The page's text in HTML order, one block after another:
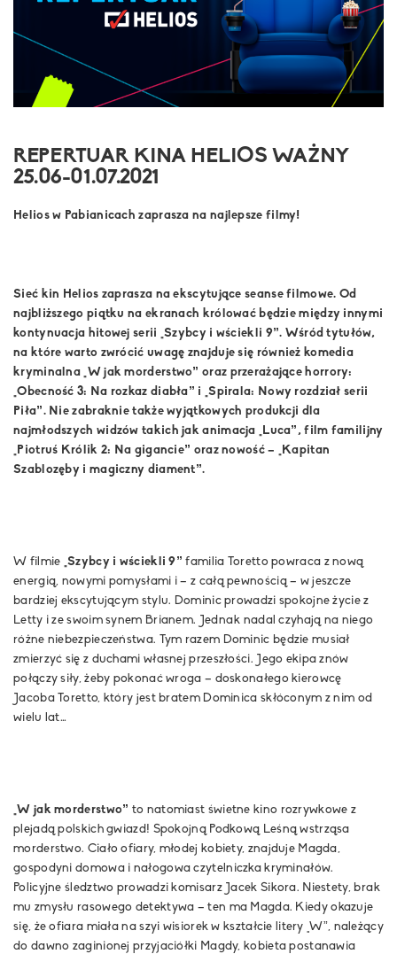
REPERTUAR KINA HELIOS WAŻNY
25.06-01.07.2021
Helios w Pabianicach zaprasza na najlepsze filmy!
Sieć kin Helios zaprasza na ekscytujące seanse filmowe. Od
najbliższego piątku na ekranach królować będzie między innymi
kontynuacja hitowej serii „Szybcy i wściekli 9”. Wśród tytułów,
na które warto zwrócić uwagę znajduje się również komedia
kryminalna „W jak morderstwo” oraz przerażające horrory:
„Obecność 3: Na rozkaz diabła” i „Spirala: Nowy rozdział serii
Piła”. Nie zabraknie także wyjątkowych produkcji dla
najmłodszych widzów takich jak animacja „Luca”, film familijny
„Piotruś Królik 2: Na gigancie” oraz nowość – „Kapitan
Szablozęby i magiczny diament”.
W filmie „Szybcy i wściekli 9”familia Toretto powraca z nową
energią, nowymi pomysłami i – z całą pewnością – w jeszcze
bardziej ekscytującym stylu. Dominic prowadzi spokojne życie z
Letty i ze swoim synem Brianem. Jednak nadal czyhają na niego
różne niebezpieczeństwa. Tym razem Dominic będzie musiał
zmierzyć się z duchami własnej przeszłości. Jego ekipa znów
połączy siły, żeby pokonać wroga – doskonałego kierowcę
Jacoba Toretto, który jest bratem Dominica skłóconym z nim od
wielu lat…
„W jak morderstwo” to natomiast świetne kino rozrywkowe z
plejadą polskich gwiazd! Spokojną Podkową Leśną wstrząsa
morderstwo. Ciało ofiary, młodej kobiety, znajduje Magda,
gospodyni domowa i nałogowa czytelniczka kryminałów.
Policyjne śledztwo prowadzi komisarz Jacek Sikora. Niestety, brak
mu zmysłu rasowego detektywa – ten ma Magda. Kiedy okazuje
się, że ofiara miała na szyi wisiorek w kształcie litery „W”, należący
do dawno zaginionej przyjaciółki Magdy, kobieta postanawia